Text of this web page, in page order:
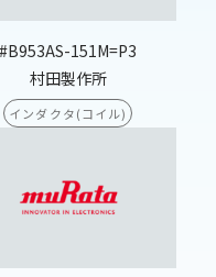
#B953AS-151M=P3
村田製作所
インダクタ(コイル)